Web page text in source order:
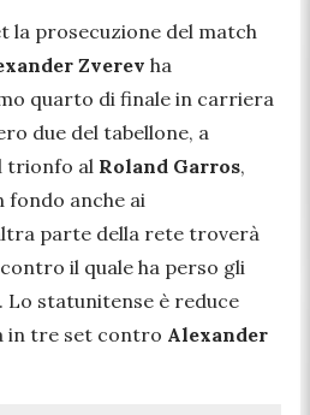
la prosecuzione del match
Zverev ha
quarto di finale in carriera
due del tabellone, a
trionfo al Roland Garros,
anche ai
parte della rete troverà
contro il quale ha perso gli
statunitense è reduce
in tre set contro Alexander